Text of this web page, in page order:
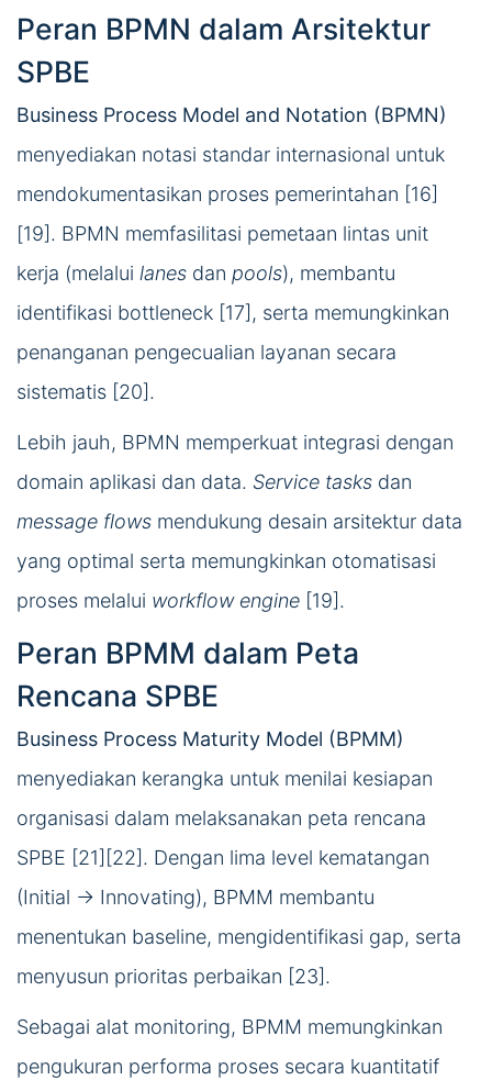
Peran BPMN dalam Arsitektur
SPBE
Business Process Model and Notation (BPMN)
menyediakan notasi standar internasional untuk
mendokumentasikan proses pemerintahan [16]
[19]. BPMN memfasilitasi pemetaan lintas unit
kerja (melalui lanes dan pools), membantu
identifikasi bottleneck [17], serta memungkinkan
penanganan pengecualian layanan secara
sistematis [20].
Lebih jauh, BPMN memperkuat integrasi dengan
domain aplikasi dan data. Service tasks dan
message flows mendukung desain arsitektur data
yang optimal serta memungkinkan otomatisasi
proses melalui workflow engine [19].
Peran BPMM dalam Peta
Rencana SPBE
Business Process Maturity Model (BPMM)
menyediakan kerangka untuk menilai kesiapan
organisasi dalam melaksanakan peta rencana
SPBE [21][22]. Dengan lima level kematangan
(Initial → Innovating), BPMM membantu
menentukan baseline, mengidentifikasi gap, serta
menyusun prioritas perbaikan [23].
Sebagai alat monitoring, BPMM memungkinkan
pengukuran performa proses secara kuantitatif